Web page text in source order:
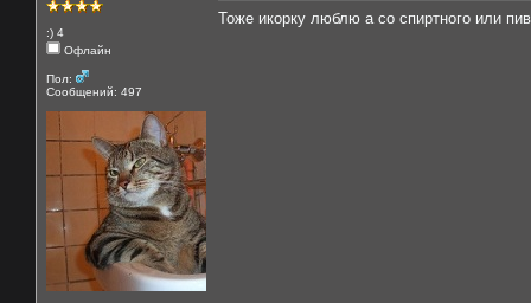
:) 4
Офлайн
Пол:
Сообщений: 497
Тоже икорку люблю а со спиртного или